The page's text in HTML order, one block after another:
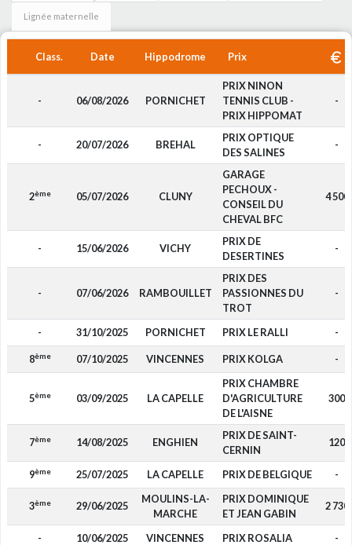
Lignée maternelle
Class. Date Hippodrome Prix
- 06/08/2026 PORNICHET
PRIX NINON
TENNIS CLUB -
PRIX HIPPOMAT
-
- 20/07/2026 BREHAL
PRIX OPTIQUE
DES SALINES
-
2ème 05/07/2026 CLUNY
GARAGE
PECHOUX -
CONSEIL DU
CHEVAL BFC
4 500
- 15/06/2026 VICHY
PRIX DE
DESERTINES
-
- 07/06/2026 RAMBOUILLET
PRIX DES
PASSIONNES DU
TROT
-
- 31/10/2025 PORNICHET PRIX LE RALLI -
8ème 07/10/2025 VINCENNES PRIX KOLGA -
5ème 03/09/2025 LA CAPELLE
PRIX CHAMBRE
D'AGRICULTURE
DE L'AISNE
300
7ème 14/08/2025 ENGHIEN
PRIX DE SAINT-
CERNIN
120
9ème 25/07/2025 LA CAPELLE PRIX DE BELGIQUE -
3ème 29/06/2025
MOULINS-LA-
MARCHE
PRIX DOMINIQUE
ET JEAN GABIN
2 730
- 10/06/2025 VINCENNES PRIX ROSALIA -